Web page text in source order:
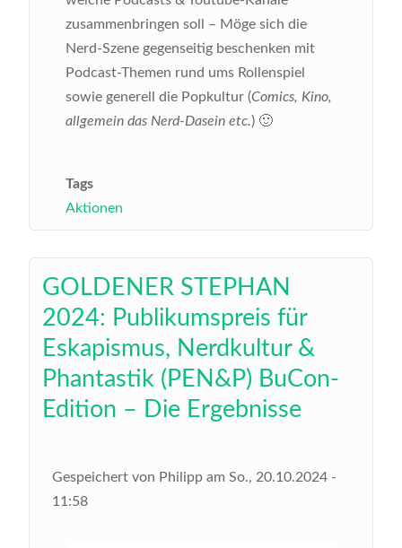
zusammenbringen soll – Möge sich die
Nerd-Szene gegenseitig beschenken mit
Podcast-Themen rund ums Rollenspiel
sowie generell die Popkultur (Comics, Kino,
allgemein das Nerd-Dasein etc.) 🙂
Tags
Aktionen
GOLDENER STEPHAN
2024: Publikumspreis für
Eskapismus, Nerdkultur &
Phantastik (PEN&P) BuCon-
Edition – Die Ergebnisse
Gespeichert von Philipp am So., 20.10.2024 -
11:58